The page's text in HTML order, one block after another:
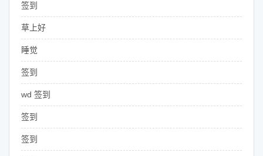
签到
草上好
睡觉
签到
wd 签到
签到
签到